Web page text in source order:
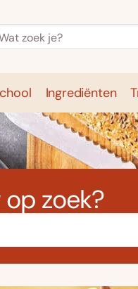
Ingrediënten
Kookschool
zoek?